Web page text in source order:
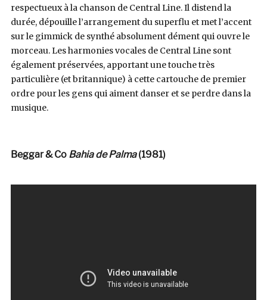
respectueux à la chanson de Central Line. Il distend la
durée, dépouille l’arrangement du superflu et met l’accent
sur le gimmick de synthé absolument dément qui ouvre le
morceau. Les harmonies vocales de Central Line sont
également préservées, apportant une touche très
particulière (et britannique) à cette cartouche de premier
ordre pour les gens qui aiment danser et se perdre dans la
musique.
Beggar & Co Bahia de Palma(1981)